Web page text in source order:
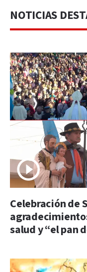
NOTICIAS
Celebración de
salud y “el pan